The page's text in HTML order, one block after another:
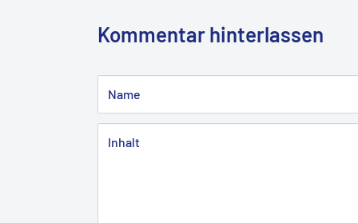
Kommentar hinterlassen
Name
Inhalt